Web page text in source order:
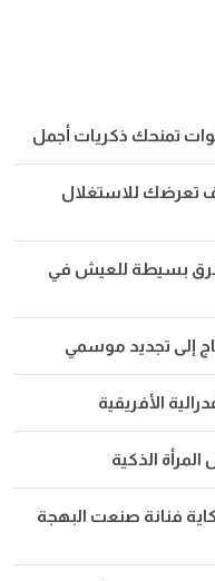
تمنحك ذكريات أجمل
تعرضك للاستغلال
طرق بسيطة للعيش في
إلى تجديد موسمي
الأفريقية
الذكية
فنانة صنعت البهجة